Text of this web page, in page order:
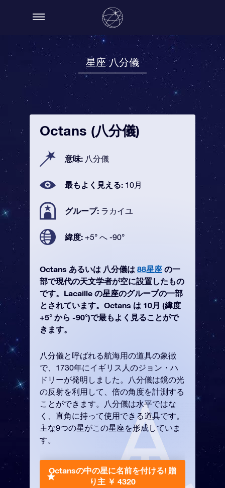
星座 八分儀
Octans (八分儀)
意味: 八分儀
最もよく見える: 10月
グループ: ラカイユ
緯度: +5° へ -90°
Octans あるいは 八分儀は 88星座 の一
部で現代の天文学者が空に設置したもの
です。Lacaille の星座のグループの一部
とされています。Octans は 10月 (緯度
+5° から -90°)で最もよく見ることがで
きます。
八分儀と呼ばれる航海用の道具の象徴
で、1730年にイギリス人のジョン・ハ
ドリーが発明しました。八分儀は鏡の光
の反射を利用して、倍の角度を計測する
ことができます。八分儀は水平ではな
く、直角に持って使用できる道具です。
主な9つの星がこの星座を形成していま
す。
Octansの中の星に名前を付ける! 贈
り主 ￥ 4320